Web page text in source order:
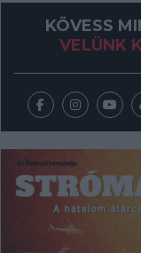
KÖVESS
VELÜNK